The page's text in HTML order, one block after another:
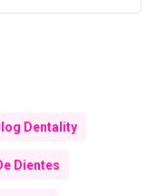
Dentality
Dientes